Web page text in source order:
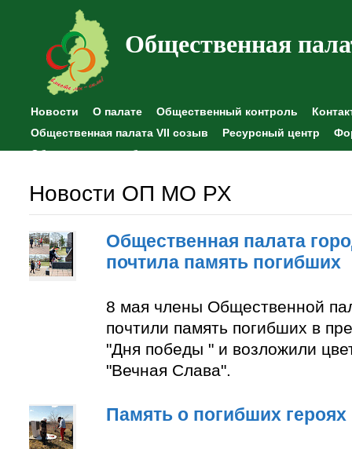
Общественная
Новости О палате Общественный контроль
Общественная палата VII созыв
Ресурсный центр
Общественные наблюдения
Новости ОП МО РХ
Общественная палата
почтила память погибших
8 мая члены Общественной
почтили память погибших в
"Дня победы " и возложили
"Вечная Слава".
Память о погибших героях